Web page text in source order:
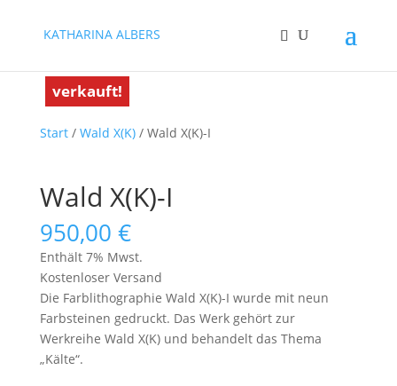
KATHARINA ALBERS
Start/ Wald X(K)/ Wald X(K)-I
verkauft!
Wald X(K)-I
950,00 €
Enthält 7% Mwst.
Kostenloser Versand
Die Farblithographie Wald X(K)-I wurde mit neun
Farbsteinen gedruckt. Das Werk gehört zur
Werkreihe Wald X(K) und behandelt das Thema
„Kälte“.
verkauft!